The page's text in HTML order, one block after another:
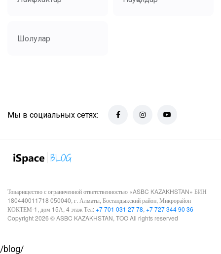
Шолулар
Мы в социальных сетях:
Товарищество с ограниченной ответственностью «ASBC KAZAKHSTAN» БИН
180440011718 050040, г. Алматы, Бостандыкский район, Микрорайон
КОКТЕМ-1, дом 15А, 4 этаж Тел:+7 701 031 27 78, +7 727 344 90 36
Copyright 2026 © ASBC KAZAKHSTAN, TOO All rights reserved
/blog/